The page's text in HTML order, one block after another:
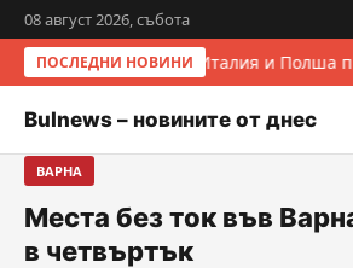
08 август 2026, събота
ПОСЛЕДНИ НОВИНИ Италия и Полша
Bulnews – новините от днес
ВАРНА
Места без ток във
в четвъртък